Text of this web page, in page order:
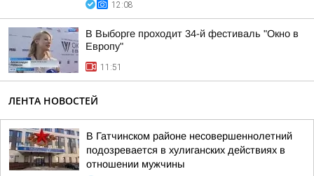
12:08
В Выборге проходит 34-й фестиваль "Окно в
Европу"
11:51
ЛЕНТА НОВОСТЕЙ
В Гатчинском районе несовершеннолетний
подозревается в хулиганских действиях в
отношении мужчины